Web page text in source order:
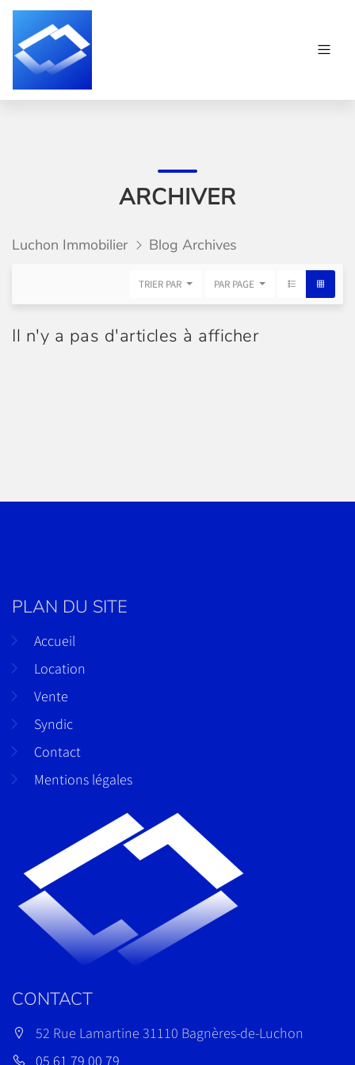
ARCHIVER
Luchon Immobilier Blog Archives
TRIER PAR PAR PAGE
Il n'y a pas d'articles à afficher
PLAN DU SITE
Accueil
Location
Vente
Syndic
Contact
Mentions légales
CONTACT
52 Rue Lamartine 31110 Bagnères-de-Luchon
05 61 79 00 79